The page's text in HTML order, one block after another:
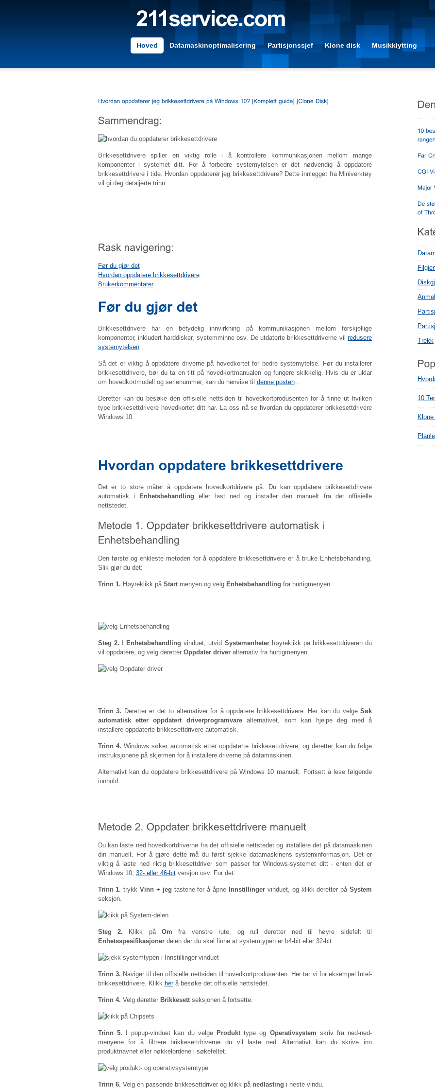
Hoved Datamaskinoptimalisering Partisjonssjef Klone disk Musikklytting
Brikkesettdrivere spiller en viktig rolle i å kontrollere kommunikasjonen mellom mange
komponenter i systemet ditt. For å forbedre systemytelsen er det nødvendig å oppdatere
brikkesettdrivere i tide. Hvordan oppdaterer jeg brikkesettdrivere? Dette innlegget fra Miniverktøy
vil gi deg detaljerte trinn.
Før du gjør det
Hvordan oppdatere brikkesettdrivere
Brukerkommentarer
Brikkesettdrivere har en betydelig innvirkning på kommunikasjonen mellom forskjellige
komponenter, inkludert harddisker, systemminne osv. De utdaterte brikkesettdriverne vilredusere
systemytelsen.
Så det er viktig å oppdatere driverne på hovedkortet for bedre systemytelse. Før du installerer
brikkesettdrivere, bør du ta en titt på hovedkortmanualen og fungere skikkelig. Hvis du er uklar
om hovedkortmodell og serienummer, kan du henvise til denne posten.
Deretter kan du besøke den offisielle nettsiden til hovedkortprodusenten for å finne ut hvilken
type brikkesettdrivere hovedkortet ditt har. La oss nå se hvordan du oppdaterer brikkesettdrivere
Windows 10.
Det er to store måter å oppdatere hovedkortdrivere på. Du kan oppdatere brikkesettdrivere
automatisk i
Enhetsbehandling eller last ned og installer den manuelt fra det offisielle
nettstedet.
Den første og enkleste metoden for å oppdatere brikkesettdrivere er å bruke Enhetsbehandling.
Slik gjør du det:
Trinn 1. Høyreklikk på Startmenyen og velg Enhetsbehandling fra hurtigmenyen.
Steg 2. Enhetsbehandling vinduet, utvid Systemenheterhøyreklikk på brikkesettdriveren du
vil oppdatere, og velg deretter Oppdater driveralternativ fra hurtigmenyen.
Trinn 3. Deretter er det to alternativer for å oppdatere brikkesettdrivere. Her kan du velgeSøk
automatisk etter oppdatert driverprogramvarealternativet, som kan hjelpe deg med å
installere oppdaterte brikkesettdrivere automatisk.
Trinn 4. Windows søker automatisk etter oppdaterte brikkesettdrivere, og deretter kan du følge
instruksjonene på skjermen for å installere driverne på datamaskinen.
Alternativt kan du oppdatere brikkesettdrivere på Windows 10 manuelt. Fortsett å lese følgende
innhold.
Du kan laste ned hovedkortdriverne fra det offisielle nettstedet og installere det på datamaskinen
din manuelt. For å gjøre dette må du først sjekke datamaskinens systeminformasjon. Det er
viktig å laste ned riktig brikkesettdriver som passer for Windows-systemet ditt - enten det er
Windows 10, 32- eller 46-bitversjon osv. For det:
Trinn 1. trykkVinn + jeg tastene for å åpne Innstillinger vinduet, og klikk deretter påSystem
seksjon.
Steg 2. Klikk påOm fra venstre rute, og rull deretter ned til høyre sidefelt til
Enhetsspesifikasjonerdelen der du skal finne at systemtypen er b4-bit eller 32-bit.
Trinn 3. Naviger til den offisielle nettsiden til hovedkortprodusenten. Her tar vi for eksempel Intel-
brikkesettdrivere. Klikk herå besøke det offisielle nettstedet.
Trinn 4. Velg deretter Brikkesettseksjonen å fortsette.
Trinn 5. I popup-vinduet kan du velge Produkttype og Operativsystem skriv fra ned-ned-
menyene for å filtrere brikkesettdriverne du vil laste ned. Alternativt kan du skrive inn
produktnavnet eller nøkkelordene i søkefeltet.
Trinn 6. Velg en passende brikkesettdriver og klikk på nedlasting i neste vindu.
Trekk
10